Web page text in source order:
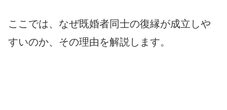
ここでは、なぜ既婚者同士の復縁が成立しや
すいのか、その理由を解説します。